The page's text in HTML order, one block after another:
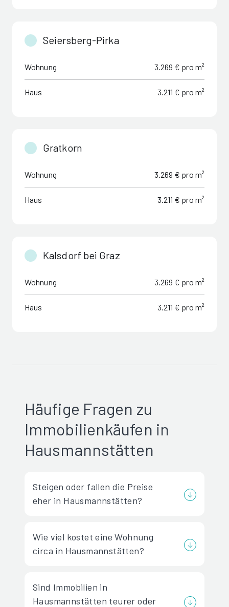
Seiersberg-Pirka
Wohnung 3.269 € pro m²
Haus 3.211 € pro m²
Gratkorn
Wohnung 3.269 € pro m²
Haus 3.211 € pro m²
Kalsdorf bei Graz
Wohnung 3.269 € pro m²
Haus 3.211 € pro m²
Häufige Fragen zu
Immobilienkäufen in
Hausmannstätten
Steigen oder fallen die Preise
eher in Hausmannstätten?
Wie viel kostet eine Wohnung
circa in Hausmannstätten?
Sind Immobilien in
Hausmannstätten teurer oder